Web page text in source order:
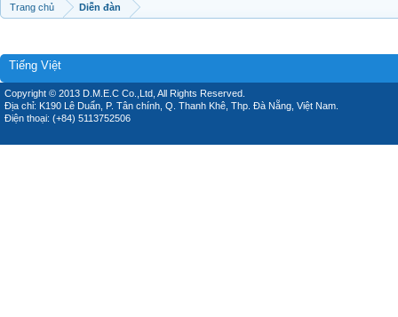
Trang chủ Diễn đàn
Tiếng Việt
Copyright © 2013 D.M.E.C Co.,Ltd, All Rights Reserved.
Địa chỉ: K190 Lê Duẩn, P. Tân chính, Q. Thanh Khê, Thp. Đà Nẵng, Việt Nam.
Điện thoại: (+84) 5113752506